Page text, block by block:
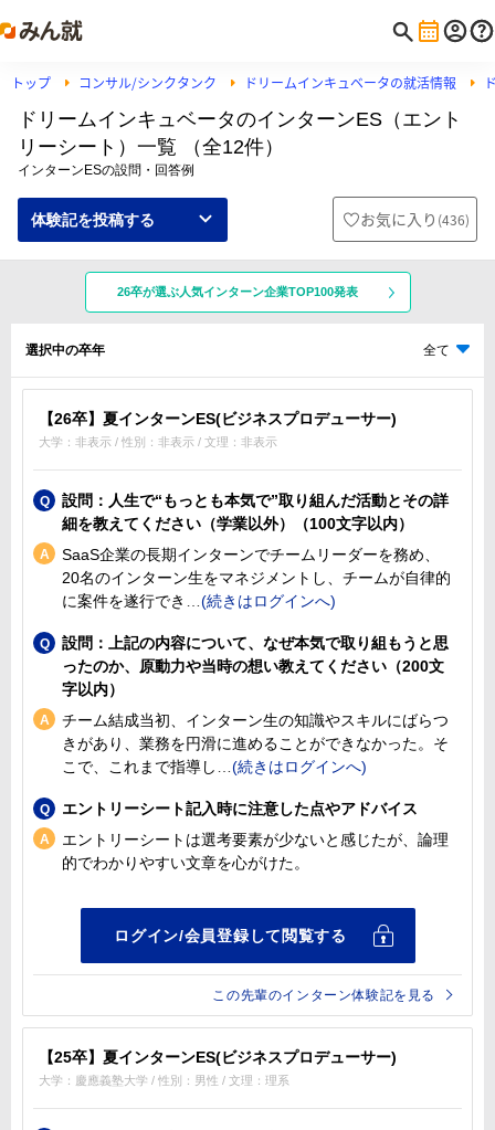
トップ コンサル/シンクタンク ドリームインキュベータの就活情報
ドリームインキュベータのインターンES（エント
リーシート）一覧 （全12件）
インターンESの設問・回答例
体験記を投稿する お気に入り (436)
26卒が選ぶ人気インターン企業TOP100発表
選択中の卒年 全て
【26卒】夏インターンES(ビジネスプロデューサー)
大学：非表示 / 性別：非表示 / 文理：非表示
設問：人生で“もっとも本気で”取り組んだ活動とその詳
細を教えてください（学業以外）（100文字以内）
SaaS企業の長期インターンでチームリーダーを務め、
20名のインターン生をマネジメントし、チームが自律的
に案件を遂行でき
設問：上記の内容について、なぜ本気で取り組もうと思
ったのか、原動力や当時の想い教えてください（200文
字以内）
チーム結成当初、インターン生の知識やスキルにばらつ
きがあり、業務を円滑に進めることができなかった。そ
こで、これまで指導し
エントリーシート記入時に注意した点やアドバイス
エントリーシートは選考要素が少ないと感じたが、論理
的でわかりやすい文章を心がけた。
この先輩のインターン体験記を見る
【25卒】夏インターンES(ビジネスプロデューサー)
大学：慶應義塾大学 / 性別：男性 / 文理：理系